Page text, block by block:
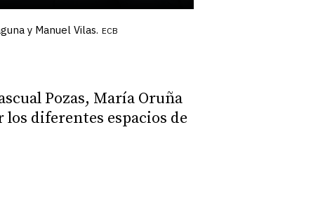
y Manuel Vilas. ECB
Pozas, María Oruña
los diferentes espacios de